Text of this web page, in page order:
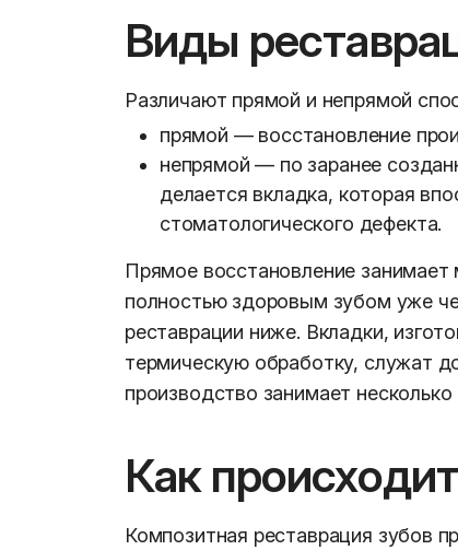
Виды
Различают прямой и непрямой
прямой — восстановление
непрямой — по заранее
делается вкладка, которая
стоматологического дефекта.
Прямое восстановление
полностью здоровым зубом уже
реставрации ниже. Вкладки,
термическую обработку, служат
производство занимает несколько
Как
Композитная реставрация зубов